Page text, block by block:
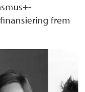
frem